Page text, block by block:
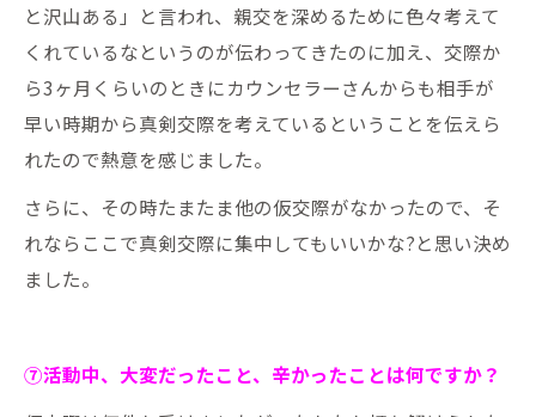
と沢山ある」と言われ、親交を深めるために色々考えて
くれているなというのが伝わってきたのに加え、交際か
ら3ヶ月くらいのときにカウンセラーさんからも相手が
早い時期から真剣交際を考えているということを伝えら
れたので熱意を感じました。
さらに、その時たまたま他の仮交際がなかったので、そ
れならここで真剣交際に集中してもいいかな?と思い決め
ました。
⑦活動中、大変だったこと、辛かったことは何ですか？